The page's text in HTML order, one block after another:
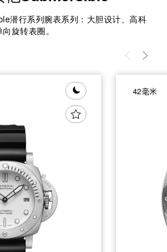
潜行系列腕表系列：大胆设计、高科
旋转表圈。
42毫米